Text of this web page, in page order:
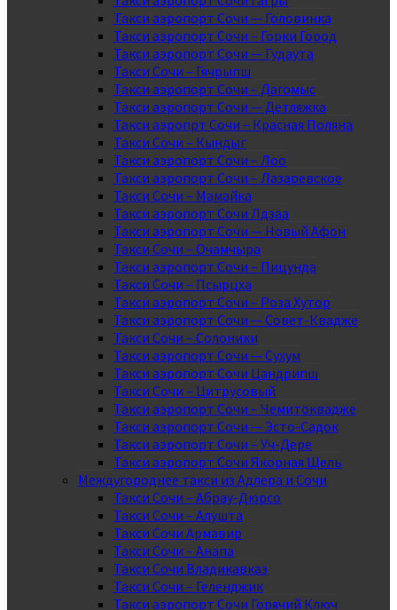
Такси аэропорт Сочи — Головинка
Такси аэропорт Сочи – Горки Город
Такси аэропорт Сочи — Гудаута
Такси Сочи – Гячрыпш
Такси аэропорт Сочи – Дагомыс
Такси аэропорт Сочи — Детляжка
Такси аэропрт Сочи – Красная Поляна
Такси Сочи – Кындыг
Такси аэропорт Сочи – Лоо
Такси аэропорт Сочи – Лазаревское
Такси Сочи – Мамайка
Такси аэропорт Сочи Лдзаа
Такси аэропорт Сочи — Новый Афон
Такси Сочи – Очамчыра
Такси аэропорт Сочи – Пицунда
Такси Сочи – Псырцха
Такси аэропорт Сочи – Роза Хутор
Такси аэропорт Сочи — Совет-Квадже
Такси Сочи – Солоники
Такси аэропорт Сочи — Сухум
Такси аэропорт Сочи Цандрипш
Такси Сочи – Цитрусовый
Такси аэропорт Сочи – Чемитоквадже
Такси аэропорт Сочи — Эсто-Садок
Такси аэропорт Сочи – Уч-Дере
Такси аэропорт Сочи Якорная Щель
Междугороднее такси из Адлера и Сочи
Такси Сочи – Абрау-Дюрсо
Такси Сочи – Алушта
Такси Сочи Армавир
Такси Сочи – Анапа
Такси Сочи Владикавказ
Такси Сочи – Геленджик
Такси аэропорт Сочи Горячий Ключ